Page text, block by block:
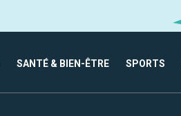
SANTÉ & BIEN-ÊTRE SPORTS